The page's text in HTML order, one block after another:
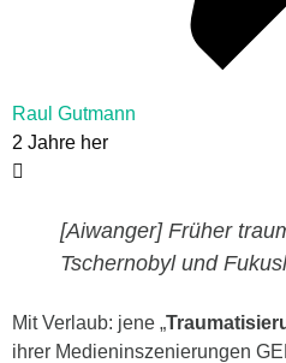
Raul Gutmann
2 Jahre her
[Aiwanger] Früher
Tschernobyl und
Mit Verlaub: jene „
ihrer Medieninszenierungen